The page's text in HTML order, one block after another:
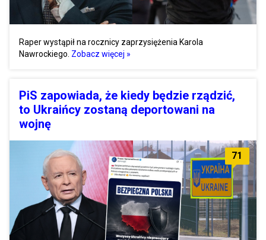
Raper wystąpił na rocznicy zaprzysiężenia Karola
Nawrockiego. Zobacz więcej »
PiS zapowiada, że kiedy będzie rządzić,
to Ukraińcy zostaną deportowani na
wojnę
71